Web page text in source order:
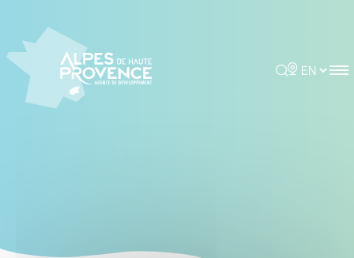
Rechercher
Choisir la